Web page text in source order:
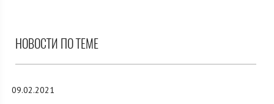
НОВОСТИ ПО ТЕМЕ
09.02.2021